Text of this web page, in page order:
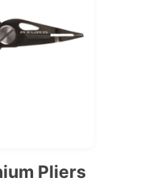
Pliers